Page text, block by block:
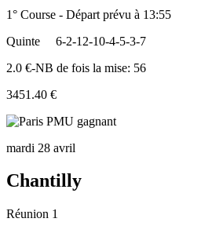
1° Course - Départ prévu à 13:55
Quinte
6-2-12-10-4-5-3-7
2.0 €-NB de fois la mise: 56
3451.40 €
mardi 28 avril
Chantilly
Réunion 1